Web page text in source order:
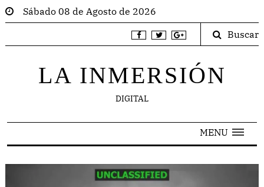
Sábado 08 de Agosto de 2026
Buscar
LA INMERSIÓN
DIGITAL
MENU